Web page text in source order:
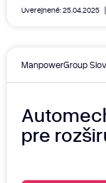
Uverejnené: 25.04.2025
ManpowerGroup
pre